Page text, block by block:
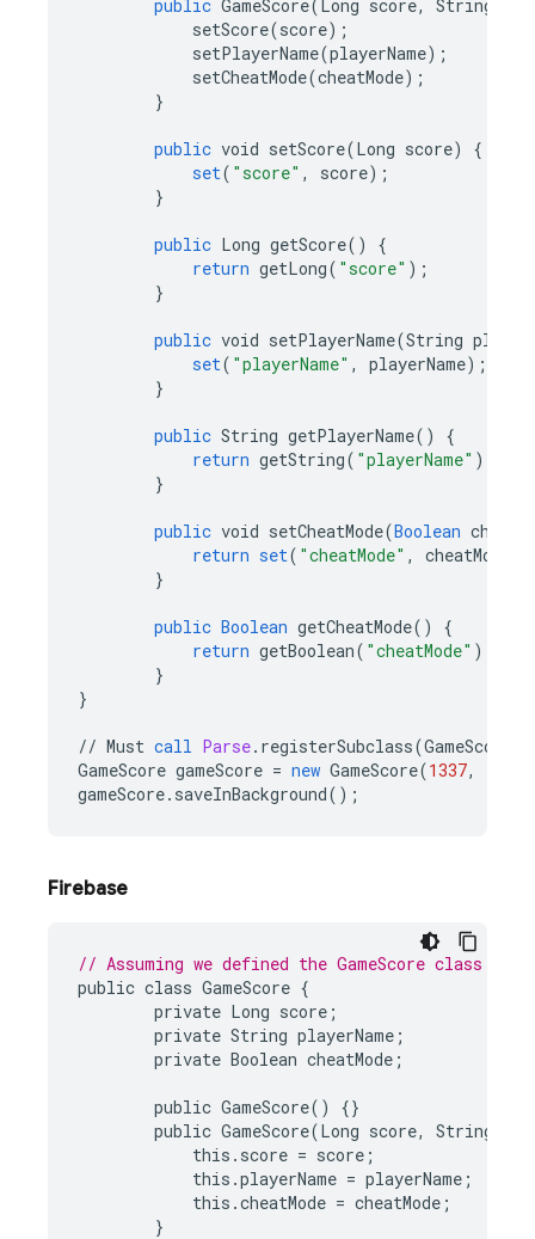
public GameScore( Long score, String
setScore(score);
setPlayerName(playerName);
setCheatMode(cheatMode);
}
public void setScore(Long score)
{
set( "score" , score);
}
public Long getScore()
{
return getLong( "score" );
}
public void setPlayerName(String
set( "playerName" , playerName);
}
public String getPlayerName()
{
return getString( "playerName" );
}
public void setCheatMode(Boolean
return set( "cheatMode" , cheatMode
}
public Boolean getCheatMode()
{
return getBoolean( "cheatMode" );
}
}
// Must call Parse. registerSubclass(GameScore
GameScore gameScore = new GameScore(1337,
gameScore. saveInBackground();
Firebase
// Assuming we defined the GameScore class as:
public class GameScore {
private Long score ;
private String playerName ;
private Boolean cheatMode ;
public GameScore()
{}
public GameScore(Long score, String
this . score = score ;
this .playerName = playerName ;
this .cheatMode = cheatMode ;
}